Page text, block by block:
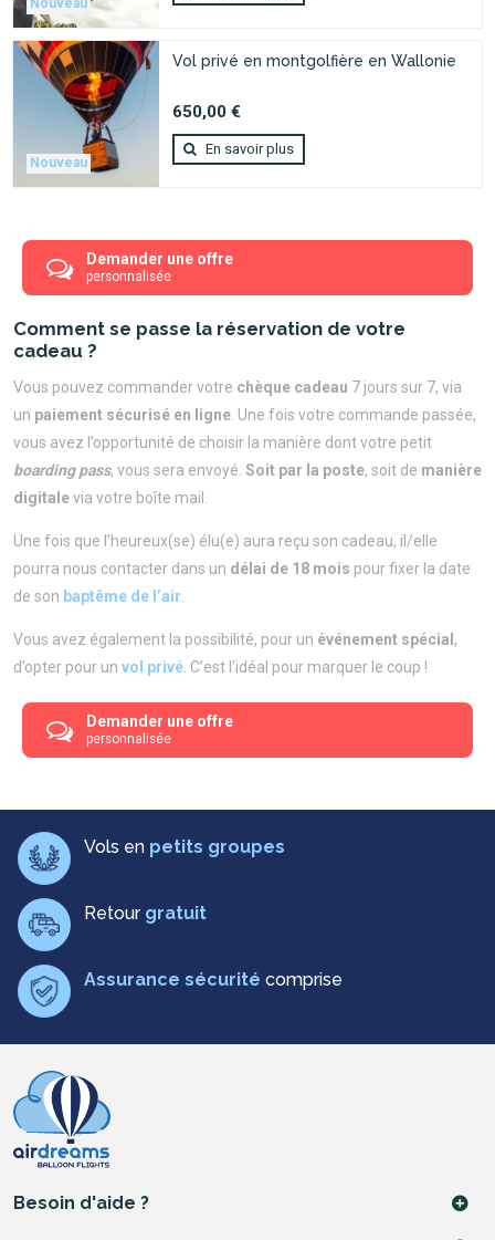
Nouveau
Nouveau
Vol privé en montgolfière en Wallonie
650,00 €
En savoir plus
Demander une offre
personnalisée
Comment se passe la réservation de votre
cadeau ?
Vous pouvez commander votre chèque cadeau 7 jours sur 7, via
un paiement sécurisé en ligne . Une fois votre commande passée,
vous avez l’opportunité de choisir la manière dont votre petit
boarding pass, vous sera envoyé. Soit par la poste, soit de manière
digitalevia votre boîte mail.
Une fois que l’heureux(se) élu(e) aura reçu son cadeau, il/elle
pourra nous contacter dans un délai de 18 mois pour fixer la date
de son baptême de l’air
Vous avez également la possibilité, pour un événement spécial ,
d’opter pour un vol privé . C’est l’idéal pour marquer le coup !
Demander une offre
personnalisée
Vols en petits groupes
Retour gratuit
Assurance sécurité comprise
Besoin d'aide ?